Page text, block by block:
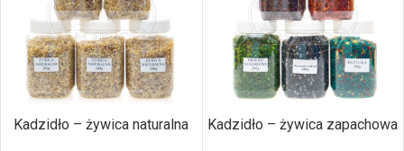
Kadzidło – żywica naturalna Kadzidło – żywica zapachowa